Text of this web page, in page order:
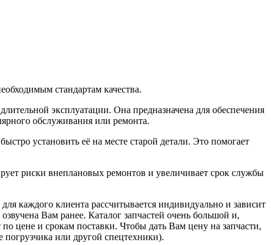
стандартам качества.
эксплуатации. Она предназначена для обеспечения
обслуживания или ремонта.
установить её на месте старой детали. Это помогает
риски внеплановых ремонтов и увеличивает срок службы
каждого клиента рассчитывается индивидуально и зависит
Вам ранее. Каталог запчастей очень большой и,
цене и срокам поставки. Чтобы дать Вам цену на запчасти,
или другой спецтехники).